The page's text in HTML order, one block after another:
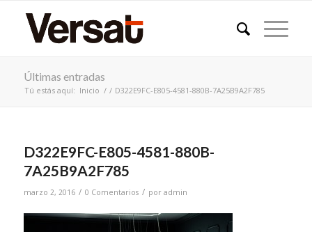
Últimas entradas
Tú estás aquí: Inicio / / D322E9FC-E805-4581-880B-7A25B9A2F785
D322E9FC-E805-4581-880B-
7A25B9A2F785
marzo 2, 2016 / 0 Comentarios / por admin